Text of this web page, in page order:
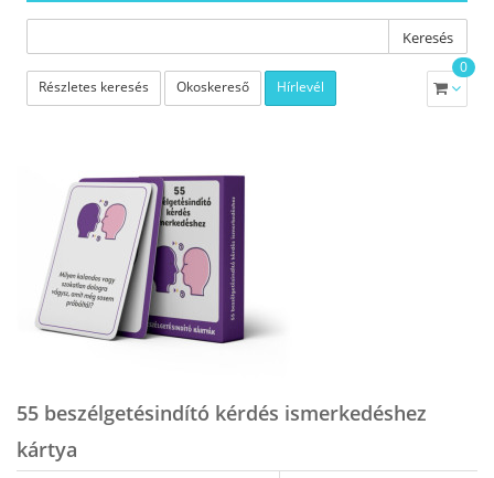
Keresés
Részletes keresés Okoskereső Hírlevél
0
55 beszélgetésindító kérdés ismerkedéshez
kártya